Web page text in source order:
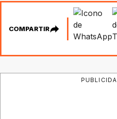
COMPARTIR